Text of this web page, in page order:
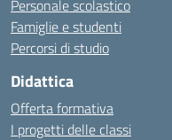
Personale scolastico
Famiglie e studenti
Percorsi di studio
Didattica
Offerta formativa
I progetti delle classi